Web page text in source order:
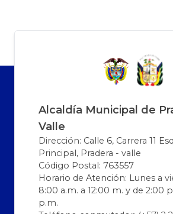
Alcaldía Municipal de
Valle
Dirección: Calle 6, Carrera 11
Principal, Pradera - valle
Código Postal: 763557
Horario de Atención: Lunes a
8:00 a.m. a 12:00 m. y de 2:00
p.m.